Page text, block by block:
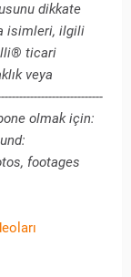
dikkate
isimleri, ilgili
ticari
veya
olmak için:
footages